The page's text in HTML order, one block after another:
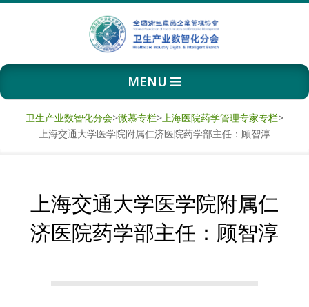
卫
生
产
数
智
Primary
Navigation
MENU
卫生产业数智化分会>微慕专栏>上海医院药学管理专家专栏>
上海交通大学医学院附属仁济医院药学部主任：顾智淳
上海交通大学医学院附属仁
济医院药学部主任：顾智淳